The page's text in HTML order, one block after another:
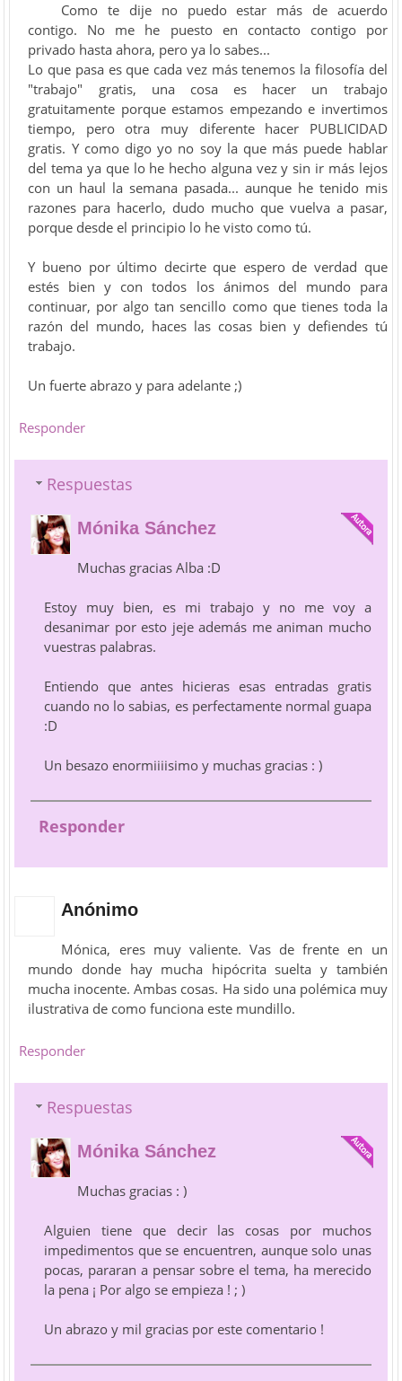
Como te dije no puedo estar más de acuerdo
contigo. No me he puesto en contacto contigo por
privado hasta ahora, pero ya lo sabes...
Lo que pasa es que cada vez más tenemos la filosofía del
"trabajo" gratis, una cosa es hacer un trabajo
gratuitamente porque estamos empezando e invertimos
tiempo, pero otra muy diferente hacer PUBLICIDAD
gratis. Y como digo yo no soy la que más puede hablar
del tema ya que lo he hecho alguna vez y sin ir más lejos
con un haul la semana pasada... aunque he tenido mis
razones para hacerlo, dudo mucho que vuelva a pasar,
porque desde el principio lo he visto como tú.
Y bueno por último decirte que espero de verdad que
estés bien y con todos los ánimos del mundo para
continuar, por algo tan sencillo como que tienes toda la
razón del mundo, haces las cosas bien y defiendes tú
trabajo.
Un fuerte abrazo y para adelante ;)
Responder
Respuestas
Mónika Sánchez
Muchas gracias Alba :D
Estoy muy bien, es mi trabajo y no me voy a
desanimar por esto jeje además me animan mucho
vuestras palabras.
Entiendo que antes hicieras esas entradas gratis
cuando no lo sabias, es perfectamente normal guapa
:D
Un besazo enormiiiisimo y muchas gracias : )
Responder
Anónimo
Mónica, eres muy valiente. Vas de frente en un
mundo donde hay mucha hipócrita suelta y también
mucha inocente. Ambas cosas. Ha sido una polémica muy
ilustrativa de como funciona este mundillo.
Responder
Respuestas
Mónika Sánchez
Muchas gracias : )
Alguien tiene que decir las cosas por muchos
impedimentos que se encuentren, aunque solo unas
pocas, pararan a pensar sobre el tema, ha merecido
la pena ¡ Por algo se empieza ! ; )
Un abrazo y mil gracias por este comentario !